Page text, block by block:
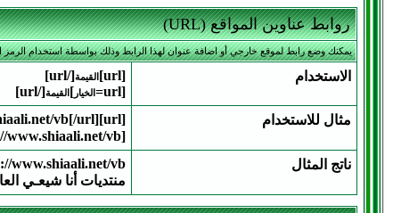
روابط عناوين المواقع (URL)
يمكنك وضع رابط لموقع خارجي أو اضافة عنوان لهذا الرابط وذلك بواسطة استخدام الرمز
الاستخدام [url] القيمة[/url]
[url=
الخيار ] القيمة[/url]
مثال للاستخدام
[url]https://www.shiaali.net/vb[/url]
[url=https://www.shiaali.net/vb]منتديات أنا شيعـي العالمية[/url]
ناتج المثال
www.shiaali.net/vb
منتديات أنا شيعـي